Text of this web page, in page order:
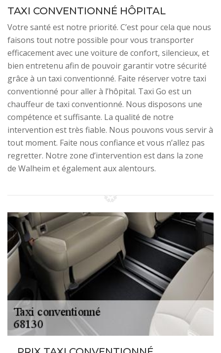
TAXI CONVENTIONNÉ HÔPITAL
Votre santé est notre priorité. C’est pour cela que nous
faisons tout notre possible pour vous transporter
efficacement avec une voiture de confort, silencieux, et
bien entretenu afin de pouvoir garantir votre sécurité
grâce à un taxi conventionné. Faite réserver votre taxi
conventionné pour aller à l’hôpital. Taxi Go est un
chauffeur de taxi conventionné. Nous disposons une
compétence et suffisante. La qualité de notre
intervention est très fiable. Nous pouvons vous servir à
tout moment. Faite nous confiance et vous n’allez pas
regretter. Notre zone d’intervention est dans la zone
de Walheim et également aux alentours.